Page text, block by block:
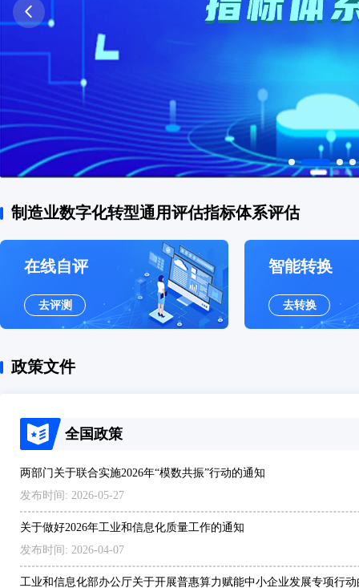
制造业数字化转型通用评估指标体系评估
在线自评
去评测
智能转换
去转换
政策文件
全国政策
两部门关于联合实施2026年“模数共振”行动的通知
发布时间: 2026-05-27
关于做好2026年工业和信息化质量工作的通知
发布时间: 2026-04-07
工业和信息化部办公厅关于开展普惠算力赋能中小企业发展专项行